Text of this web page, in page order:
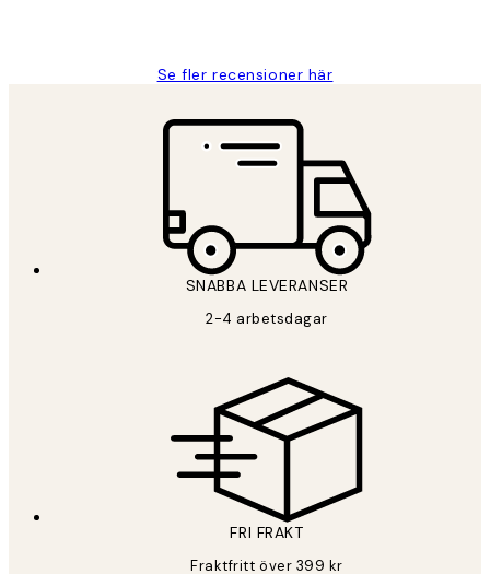
Se fler recensioner här
SNABBA LEVERANSER
2-4 arbetsdagar
FRI FRAKT
Fraktfritt över 399 kr